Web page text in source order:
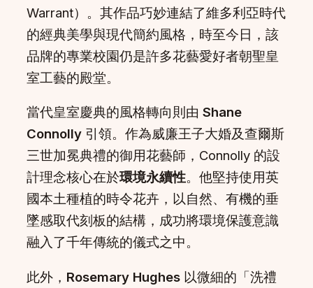
Warrant）。其作品巧妙連結了維多利亞時代
的經典美學與現代簡約風格，時至今日，該
品牌的專業校園仍是許多花藝愛好者朝聖皇
室工藝的殿堂。
當代皇室慶典的風格轉向則由 Shane
Connolly 引領。作為威廉王子大婚及查爾斯
三世加冕典禮的御用花藝師，Connolly 的設
計理念核心在於環境永續性。他堅持使用英
國本土種植的時令花卉，以自然、有機的垂
墜感取代刻板的結構，成功將環境保護意識
融入了千年傳統的儀式之中。
此外， Rosemary Hughes 以微細的「洗禮